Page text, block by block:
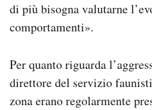
di più bisogna valutarne
comportamenti».
Per quanto riguarda
direttore del servizio
zona erano regolarmente